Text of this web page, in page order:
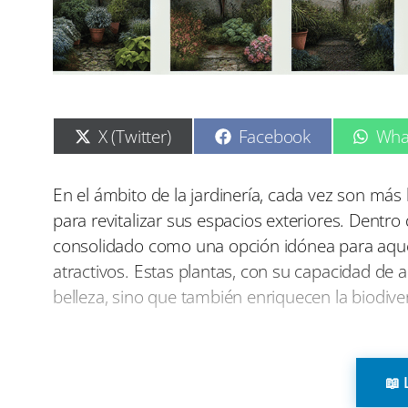
C
o
p
a
r
t
i
r
e
n
X (Twitter) C
o
p
a
r
t
i
r
e
n
Facebook C
o
p
a
r
t
i
r
e
n
En el ámbito de la jardinería, cada vez son
para revitalizar sus espacios exteriores.
consolidado como una opción idónea para
atractivos. Estas plantas, con su capacidad
belleza, sino que también enriquecen la
como al frío invernal. Esta planta se destaca📖